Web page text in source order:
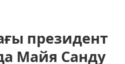
президент
Майя Санду